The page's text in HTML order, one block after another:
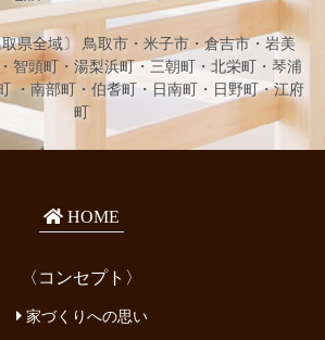
県全域〕 鳥取市・米子市・倉吉市・岩美
智頭町・湯梨浜町・三朝町・北栄町・琴浦
・南部町・伯耆町・日南町・日野町・江府
町
HOME
〈コンセプト〉
家づくりへの思い